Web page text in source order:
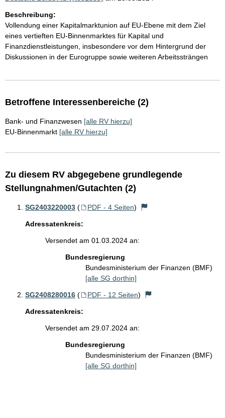
Beschreibung:
Vollendung einer Kapitalmarktunion auf EU-Ebene mit dem Ziel
eines vertieften EU-Binnenmarktes für Kapital und
Finanzdienstleistungen, insbesondere vor dem Hintergrund der
Diskussionen in der Eurogruppe sowie weiteren Arbeitssträngen
Betroffene Interessenbereiche (2)
Bank- und Finanzwesen [alle RV hierzu]
EU-Binnenmarkt [alle RV hierzu]
Zu diesem RV abgegebene grundlegende
Stellungnahmen/Gutachten (2)
SG2403220003 ( PDF - 4 Seiten)
Adressatenkreis:
Versendet am 01.03.2024 an:
Bundesregierung
Bundesministerium der Finanzen (BMF)
[alle SG dorthin]
SG2408280016 ( PDF - 12 Seiten)
Adressatenkreis:
Versendet am 29.07.2024 an:
Bundesregierung
Bundesministerium der Finanzen (BMF)
[alle SG dorthin]